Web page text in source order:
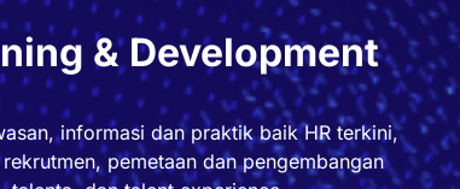
& Development
informasi dan praktik baik HR terkini,
pemetaan dan pengembangan